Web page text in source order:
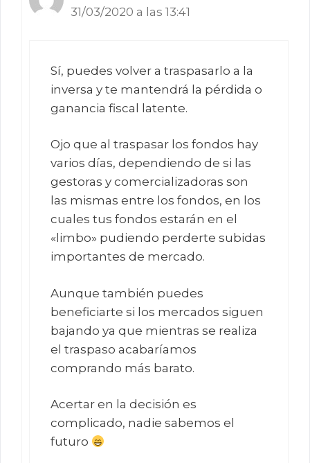
31/03/2020 a las 13:41
Sí, puedes volver a traspasarlo a la
inversa y te mantendrá la pérdida o
ganancia fiscal latente.
Ojo que al traspasar los fondos hay
varios días, dependiendo de si las
gestoras y comercializadoras son
las mismas entre los fondos, en los
cuales tus fondos estarán en el
«limbo» pudiendo perderte subidas
importantes de mercado.
Aunque también puedes
beneficiarte si los mercados siguen
bajando ya que mientras se realiza
el traspaso acabaríamos
comprando más barato.
Acertar en la decisión es
complicado, nadie sabemos el
futuro